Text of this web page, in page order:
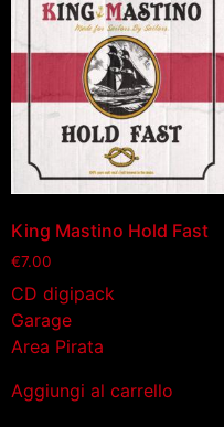
King Mastino Hold Fast
€7.00
CD digipack
Garage
Area Pirata
Aggiungi al carrello